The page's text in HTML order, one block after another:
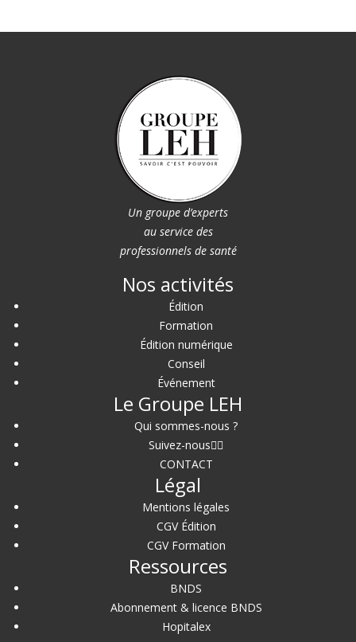
Un groupe d’experts
au service des
professionnels de santé
Nos activités
Édition
Formation
Édition numérique
Conseil
Événement
Le Groupe LEH
Qui sommes-nous ?
Suivez-nous
CONTACT
Légal
Mentions légales
CGV Édition
CGV Formation
Ressources
BNDS
Abonnement & licence BNDS
Hopitalex